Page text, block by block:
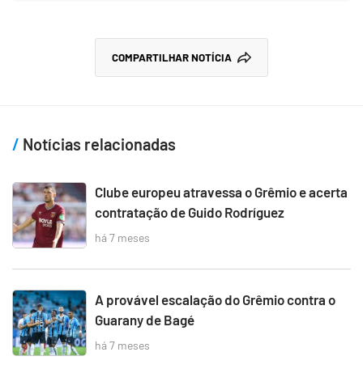
COMPARTILHAR NOTÍCIA
Notícias relacionadas
Clube europeu atravessa o Grêmio e acerta
contratação de Guido Rodríguez
há 7 meses
A provável escalação do Grêmio contra o
Guarany de Bagé
há 7 meses